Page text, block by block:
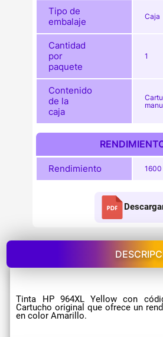
Tipo de
embalaje
Caja
Cantidad
por
paquete
1
Contenido
de la
caja
Rendimiento 1600
Tinta HP 964XL Yellow con
Cartucho original que ofrece un
en color Amarillo.